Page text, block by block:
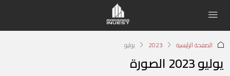
الصفحة الرئيسية 2023 يوليو
‏يوليو 2023 الصورة